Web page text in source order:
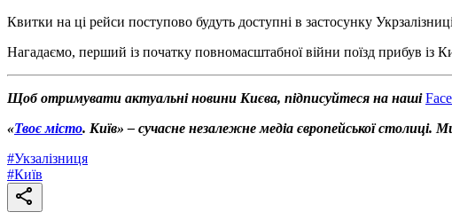
Квитки на ці рейси поступово будуть доступні в застосунку
Нагадаємо, перший із початку повномасштабної війни поїзд прибув із
Щоб отримувати актуальні новини Києва, підписуйтеся на наші
«Твоє місто. Київ» – сучасне незалежне медіа європейської
#Укзалізниця
#Київ